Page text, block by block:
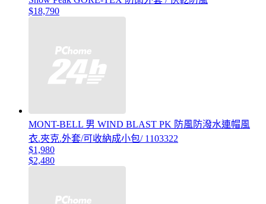
$18,790
MONT-BELL 男 WIND BLAST PK 防風防潑水連帽風
衣.夾克.外套/可收納成小包/ 1103322
$1,980
$2,480